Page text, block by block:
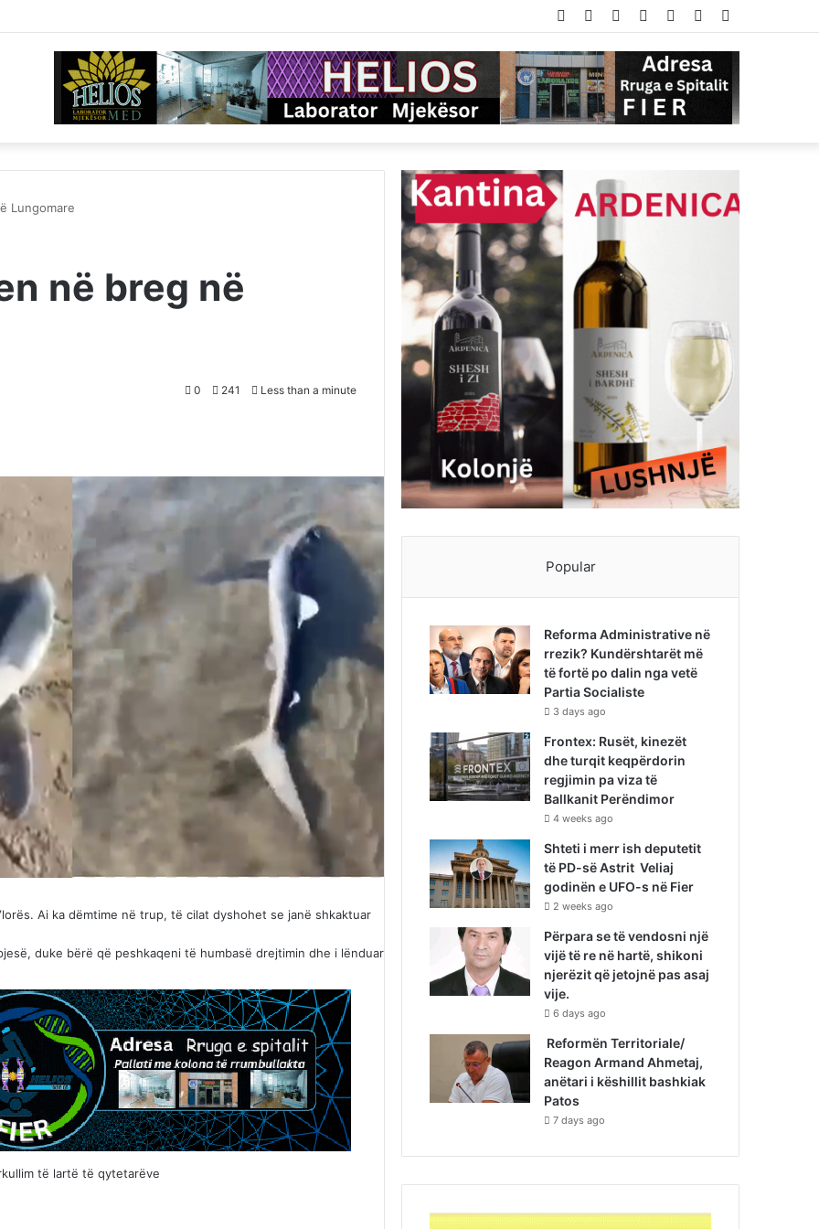
Random
Article
Log
In
Instagram
YouTube
Twitter
Facebook
Lungomare
në breg në
0 241 Less than a minute
Ai ka dëmtime në trup, të cilat dyshohet se janë shkaktuar
duke bërë që peshkaqeni të humbasë drejtimin dhe i lënduar
të lartë të qytetarëve
Popular
Reforma Administrative në
rrezik? Kundërshtarët më
të fortë po dalin nga vetë
Partia Socialiste
3 days ago
Frontex: Rusët, kinezët
dhe turqit keqpërdorin
regjimin pa viza të
Ballkanit Perëndimor
4 weeks ago
Shteti i merr ish deputetit
të PD-së Astrit Veliaj
godinën e UFO-s në Fier
2 weeks ago
Përpara se të vendosni një
vijë të re në hartë, shikoni
njerëzit që jetojnë pas asaj
vije.
6 days ago
Reformën Territoriale/
Reagon Armand Ahmetaj,
anëtari i këshillit bashkiak
Patos
7 days ago